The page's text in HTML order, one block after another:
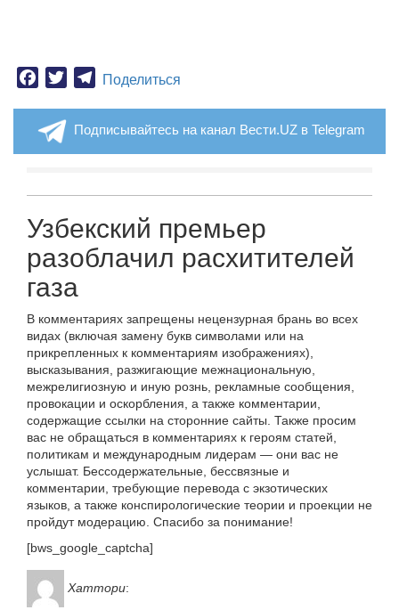
Facebook
TwitterTelegram
Поделиться
Подписывайтесь на канал Вести.UZ в Telegram
Узбекский премьер
разоблачил расхитителей
газа
В комментариях запрещены нецензурная брань во всех
видах (включая замену букв символами или на
прикрепленных к комментариям изображениях),
высказывания, разжигающие межнациональную,
межрелигиозную и иную рознь, рекламные сообщения,
провокации и оскорбления, а также комментарии,
содержащие ссылки на сторонние сайты. Также просим
вас не обращаться в комментариях к героям статей,
политикам и международным лидерам — они вас не
услышат. Бессодержательные, бессвязные и
комментарии, требующие перевода с экзотических
языков, а также конспирологические теории и проекции не
пройдут модерацию. Спасибо за понимание!
[bws_google_captcha]
Хаттори: